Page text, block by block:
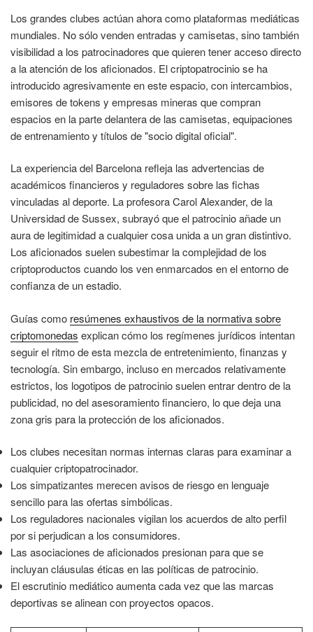
Los grandes clubes actúan ahora como plataformas mediáticas
mundiales. No sólo venden entradas y camisetas, sino también
visibilidad a los patrocinadores que quieren tener acceso directo
a la atención de los aficionados. El criptopatrocinio se ha
introducido agresivamente en este espacio, con intercambios,
emisores de tokens y empresas mineras que compran
espacios en la parte delantera de las camisetas, equipaciones
de entrenamiento y títulos de "socio digital oficial".
La experiencia del Barcelona refleja las advertencias de
académicos financieros y reguladores sobre las fichas
vinculadas al deporte. La profesora Carol Alexander, de la
Universidad de Sussex, subrayó que el patrocinio añade un
aura de legitimidad a cualquier cosa unida a un gran distintivo.
Los aficionados suelen subestimar la complejidad de los
criptoproductos cuando los ven enmarcados en el entorno de
confianza de un estadio.
Guías como resúmenes exhaustivos de la normativa sobre
criptomonedas explican cómo los regímenes jurídicos intentan
seguir el ritmo de esta mezcla de entretenimiento, finanzas y
tecnología. Sin embargo, incluso en mercados relativamente
estrictos, los logotipos de patrocinio suelen entrar dentro de la
publicidad, no del asesoramiento financiero, lo que deja una
zona gris para la protección de los aficionados.
Los clubes necesitan normas internas claras para examinar a
cualquier criptopatrocinador.
Los simpatizantes merecen avisos de riesgo en lenguaje
sencillo para las ofertas simbólicas.
Los reguladores nacionales vigilan los acuerdos de alto perfil
por si perjudican a los consumidores.
Las asociaciones de aficionados presionan para que se
incluyan cláusulas éticas en las políticas de patrocinio.
El escrutinio mediático aumenta cada vez que las marcas
deportivas se alinean con proyectos opacos.